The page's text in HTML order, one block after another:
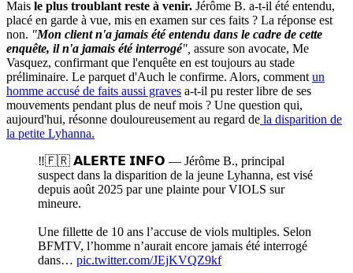
Mais le plus troublant reste à venir. Jérôme B. a-t-il été entendu,
placé en garde à vue, mis en examen sur ces faits ? La réponse est
non. "Mon client n'a jamais été entendu dans le cadre de cette
enquête, il n'a jamais été interrogé", assure son avocate, Me
Vasquez, confirmant que l'enquête en est toujours au stade
préliminaire. Le parquet d'Auch le confirme. Alors, comment un
homme accusé de faits aussi graves a-t-il pu rester libre de ses
mouvements pendant plus de neuf mois ? Une question qui,
aujourd'hui, résonne douloureusement au regard de la disparition de
la petite Lyhanna.
‼️🇫🇷 𝗔𝗟𝗘𝗥𝗧𝗘 𝗜𝗡𝗙𝗢 — Jérôme B., principal
suspect dans la disparition de la jeune Lyhanna, est visé
depuis août 2025 par une plainte pour VIOLS sur
mineure.
Une fillette de 10 ans l’accuse de viols multiples. Selon
BFMTV, l’homme n’aurait encore jamais été interrogé
dans… pic.twitter.com/JEjKVQZ9kf